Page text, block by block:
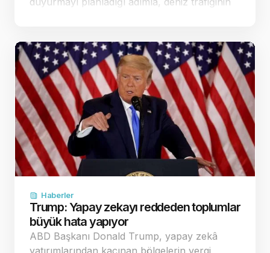
Haberler
Trump: Yapay zekayı reddeden toplumlar
büyük hata yapıyor
ABD Başkanı Donald Trump, yapay zekâ